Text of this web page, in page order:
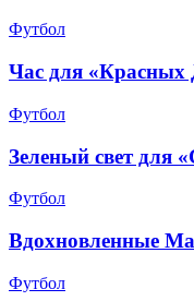
Футбол
Час для «Красных
Футбол
Зеленый свет для
Футбол
Вдохновленные
Футбол